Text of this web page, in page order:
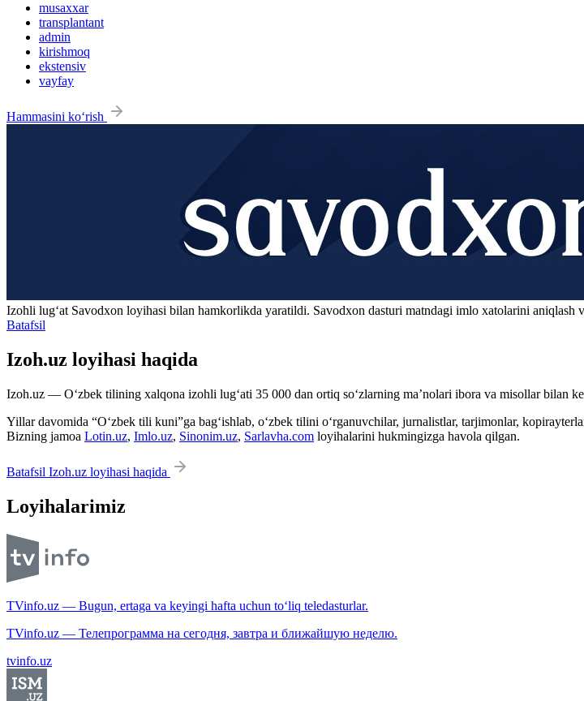
musaxxar
transplantant
admin
kirishmoq
ekstensiv
vayfay
Hammasini ko‘rish
Izohli lugʻat Savodxon loyihasi bilan hamkorlikda yaratildi. Savodxon dasturi matndagi imlo xatolarini aniqlash
Batafsil
Izoh.uz loyihasi haqida
Izoh.uz — O‘zbek tilining xalqona izohli lug‘ati 35 000 dan ortiq so‘zlarning ma’nolari ibora va misollar bilan
Yillar davomida “O‘zbek tili kuni”ga bag‘ishlab, o‘zbek tilini o‘rganuvchilar, jurnalistlar, tarjimonlar,
Bizning jamoa Lotin.uz, Imlo.uz, Sinonim.uz, Sarlavha.com loyihalarini hukmingizga havola qilgan.
Batafsil Izoh.uz loyihasi haqida
Loyihalarimiz
TVinfo.uz — Bugun, ertaga va keyingi hafta uchun to‘liq teledasturlar.
TVinfo.uz — Телепрограмма на сегодня, завтра и ближайшую неделю.
tvinfo.uz